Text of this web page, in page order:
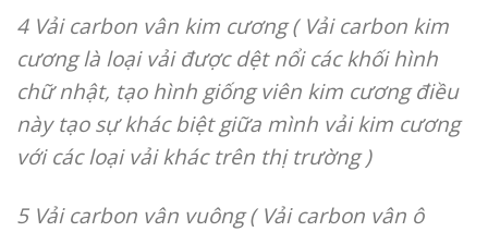
4 Vải carbon vân kim cương ( Vải carbon kim
cương là loại vải được dệt nổi các khối hình
chữ nhật, tạo hình giống viên kim cương điều
này tạo sự khác biệt giữa mình vải kim cương
với các loại vải khác trên thị trường )
5 Vải carbon vân vuông ( Vải carbon vân ô